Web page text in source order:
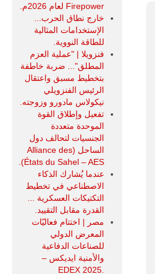
Firepower لعام 2026م.
خارج نطاق الحرب...
الإستخدامات المثالية
للطاقة النووية.
فنزويلا | "عملية العزم
المطلق"... ضربة خاطفة
بتخطيط مسبق واعتقال
الرئيس الفنزويلي
نيكولاس مادورو وزوجته.
تفعيل وإطلاق القوة
الموحدة متعددة
الجنسيات لتحالف دول
الساحل (Alliance des
États du Sahel – AES).
عندما يُشارك الذكاء
الاصطناعي في تخطيط
التكتيكات العسكرية ...
القدرة مقابل التقييد.
مصر | اختتام فعاليّات
المعرض الدولي
للصناعات الدفاعية
والأمنية ايديكس ‒